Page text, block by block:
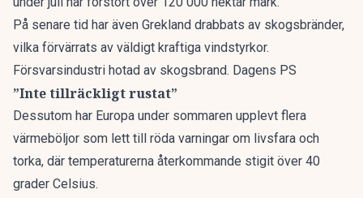
På senare tid har även Grekland drabbats av skogsbränder,
vilka förvärrats av väldigt kraftiga vindstyrkor.
Försvarsindustri hotad av skogsbrand. Dagens PS
”Inte tillräckligt rustat”
Dessutom har Europa under sommaren upplevt flera
värmeböljor som lett till röda varningar om livsfara och
torka, där temperaturerna återkommande stigit över 40
grader Celsius.